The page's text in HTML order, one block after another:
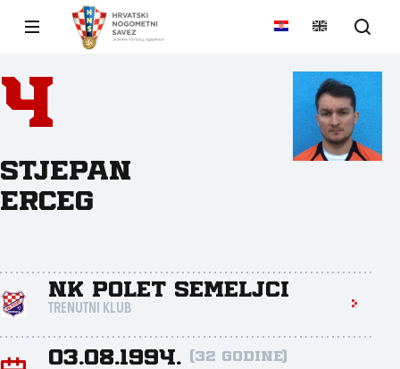
4
Stjepan
Erceg
NK Polet Semeljci
TRENUTNI KLUB
03.08.1994. (32 godine)